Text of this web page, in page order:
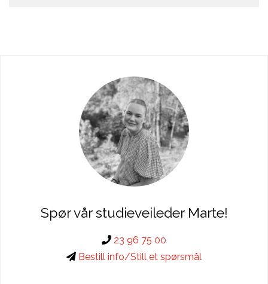
Spør vår studieveileder Marte!
23 96 75 00
Bestill info/Still et spørsmål